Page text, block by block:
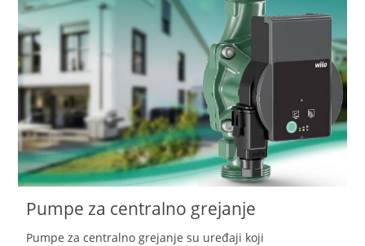
Pumpe za centralno grejanje
Pumpe za centralno grejanje su uređaji koji